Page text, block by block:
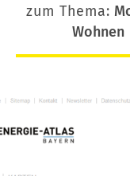
zum Thema:
Wohnen|